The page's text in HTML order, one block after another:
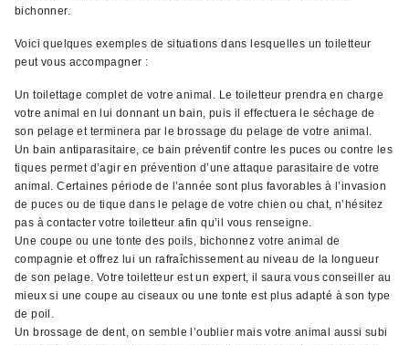
bichonner.
Voici quelques exemples de situations dans lesquelles un toiletteur
peut vous accompagner :
Un toilettage complet de votre animal. Le toiletteur prendra en charge
votre animal en lui donnant un bain, puis il effectuera le séchage de
son pelage et terminera par le brossage du pelage de votre animal.
Un bain antiparasitaire, ce bain préventif contre les puces ou contre les
tiques permet d’agir en prévention d’une attaque parasitaire de votre
animal. Certaines période de l’année sont plus favorables à l’invasion
de puces ou de tique dans le pelage de votre chien ou chat, n’hésitez
pas à contacter votre toiletteur afin qu’il vous renseigne.
Une coupe ou une tonte des poils, bichonnez votre animal de
compagnie et offrez lui un rafraîchissement au niveau de la longueur
de son pelage. Votre toiletteur est un expert, il saura vous conseiller au
mieux si une coupe au ciseaux ou une tonte est plus adapté à son type
de poil.
Un brossage de dent, on semble l’oublier mais votre animal aussi subi